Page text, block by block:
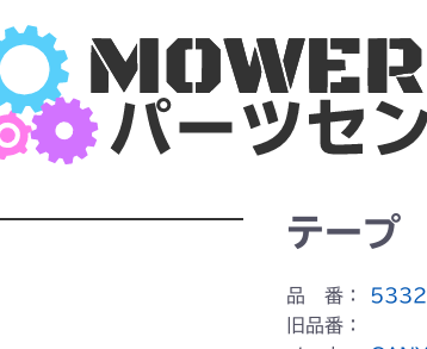
テープ
品 番：
旧品番：